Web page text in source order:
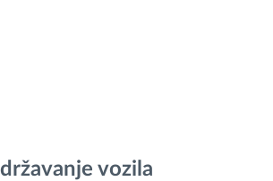
vozila